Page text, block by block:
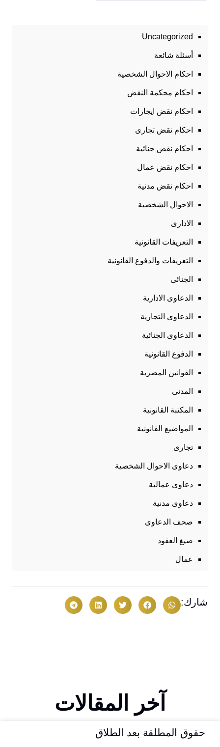
Uncategorized
أسئلة شائعة
احكام الاحوال الشخصية
احكام محكمة النقض
احكام نقض ايجارات
احكام نقض تجارى
احكام نقض جنائية
احكام نقض عمال
احكام نقض مدنية
الاحوال الشخصية
الادارى
التعريفات القانونية
التعريفات والدفوع القانونية
الجنائى
الدعاوى الادارية
الدعاوى التجارية
الدعاوى الجنائية
الدفوع القانونية
القوانين المصرية
المدنى
المكتبة القانونية
المواضيع القانونية
تجارى
دعاوى الاحوال الشخصية
دعاوى عمالية
دعاوى مدنية
صحف الدعاوى
صيغ العقود
عمال
شارك:
آخر المقالات
حقوق المطلقة بعد الطلاق